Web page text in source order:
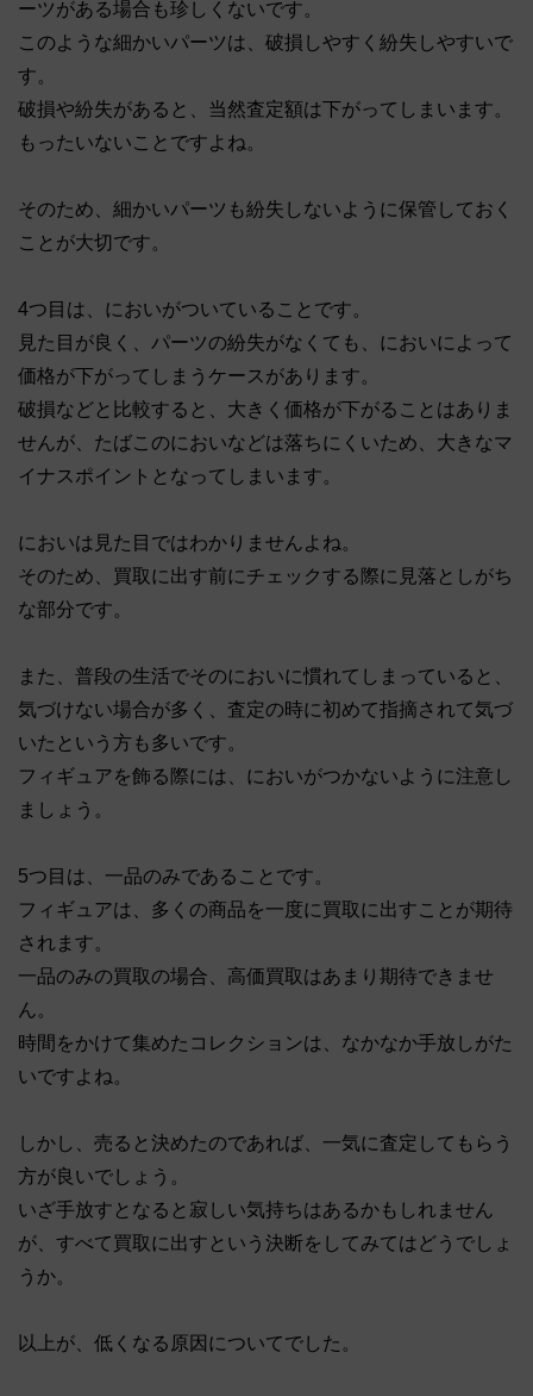
ーツがある場合も珍しくないです。
このような細かいパーツは、破損しやすく紛失しやすいで
す。
破損や紛失があると、当然査定額は下がってしまいます。
もったいないことですよね。
そのため、細かいパーツも紛失しないように保管しておく
ことが大切です。
4つ目は、においがついていることです。
見た目が良く、パーツの紛失がなくても、においによって
価格が下がってしまうケースがあります。
破損などと比較すると、大きく価格が下がることはありま
せんが、たばこのにおいなどは落ちにくいため、大きなマ
イナスポイントとなってしまいます。
においは見た目ではわかりませんよね。
そのため、買取に出す前にチェックする際に見落としがち
な部分です。
また、普段の生活でそのにおいに慣れてしまっていると、
気づけない場合が多く、査定の時に初めて指摘されて気づ
いたという方も多いです。
フィギュアを飾る際には、においがつかないように注意し
ましょう。
5つ目は、一品のみであることです。
フィギュアは、多くの商品を一度に買取に出すことが期待
されます。
一品のみの買取の場合、高価買取はあまり期待できませ
ん。
時間をかけて集めたコレクションは、なかなか手放しがた
いですよね。
しかし、売ると決めたのであれば、一気に査定してもらう
方が良いでしょう。
いざ手放すとなると寂しい気持ちはあるかもしれません
が、すべて買取に出すという決断をしてみてはどうでしょ
うか。
以上が、低くなる原因についてでした。